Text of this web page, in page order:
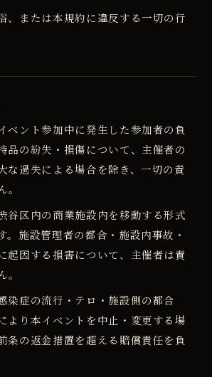
、または本規約に違反する一切の行
ベント参加中に発生した参加者の負
品の紛失・損傷について、主催者の
な過失による場合を除き、一切の責
谷区内の商業施設内を移動する形式
。施設管理者の都合・施設内事故・
起因する損害について、主催者は責
染症の流行・テロ・施設側の都合
より本イベントを中止・変更する場
条の返金措置を超える賠償責任を負